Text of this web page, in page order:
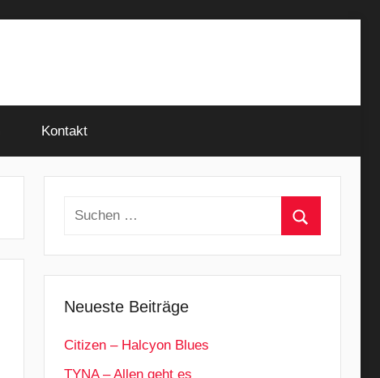
Kontakt
Suchen
Neueste Beiträge
Citizen – Halcyon Blues
TYNA – Allen geht es